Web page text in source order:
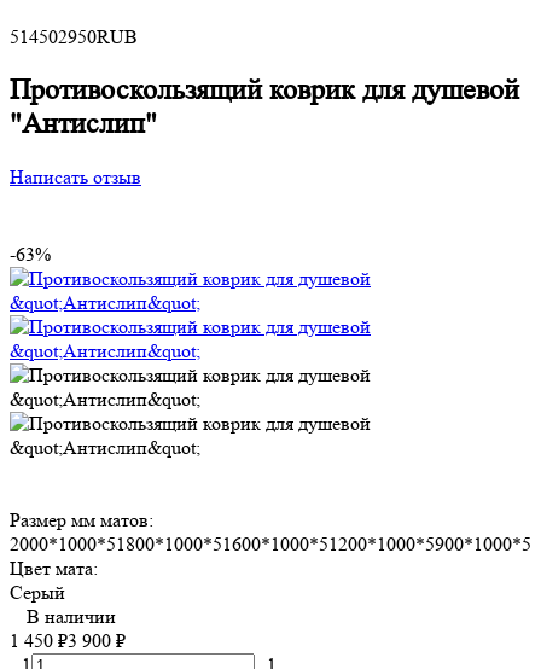
514502950RUB
Противоскользящий коврик для душевой
"Антислип"
Написать отзыв
-63%
Размер мм матов:
2000*1000*51800*1000*51600*1000*51200*1000*5900*1000*5
Цвет мата:
Серый
В наличии
1 450 ₽3 900 ₽